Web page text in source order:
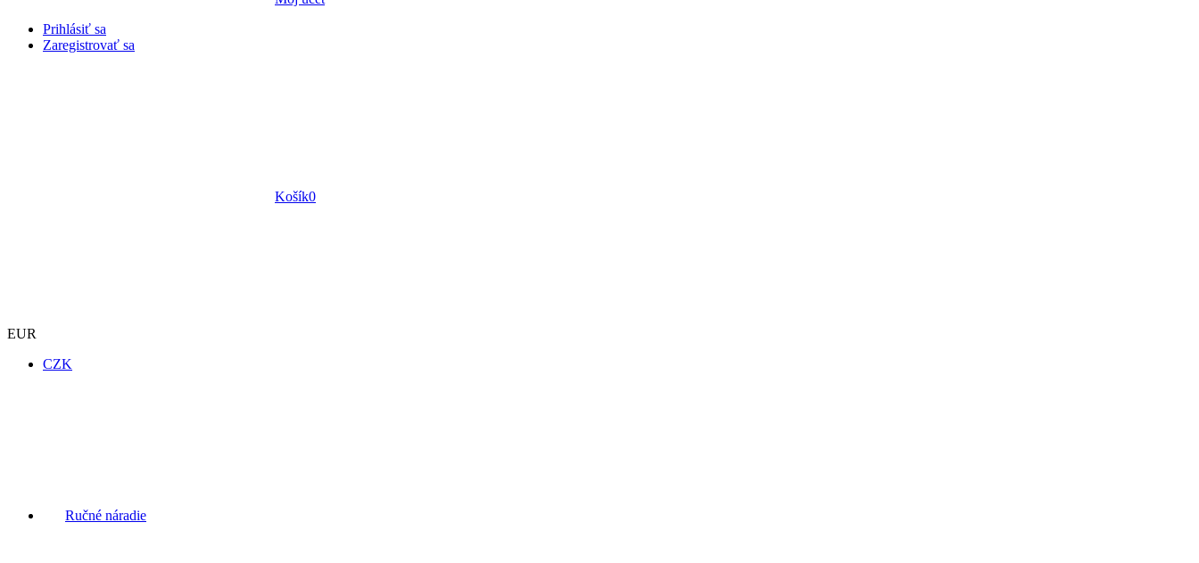
Prihlásiť sa
Zaregistrovať sa
Košík0
EUR
CZK
Ručné náradie